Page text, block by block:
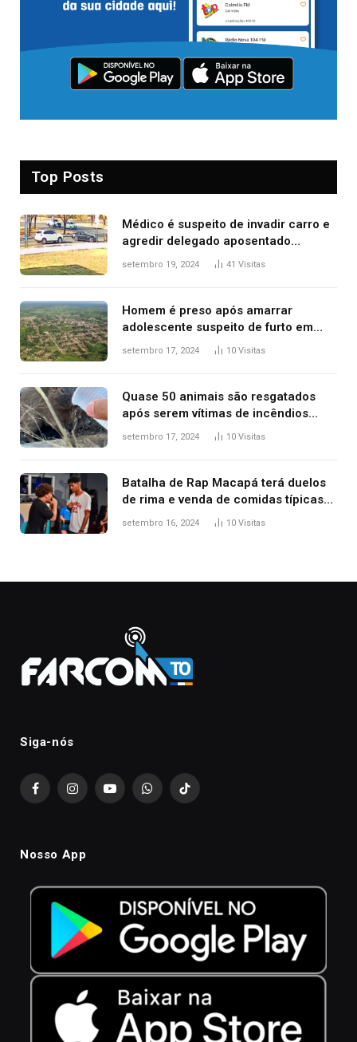
Top Posts
Médico é suspeito de invadir carro e
agredir delegado aposentado
durante confusão no trânsito
setembro 19, 2024 41 Visitas
Homem é preso após amarrar
adolescente suspeito de furto em
estaca de cerca e agredi-lo
setembro 17, 2024 10 Visitas
Quase 50 animais são resgatados
após serem vítimas de incêndios
florestais no Tocantins
setembro 17, 2024 10 Visitas
Batalha de Rap Macapá terá duelos
de rima e venda de comidas típicas
no Mercado Central
setembro 16, 2024 10 Visitas
Siga-nós
FacebookInstagramYouTubeWhatsAppTikTok
Nosso App